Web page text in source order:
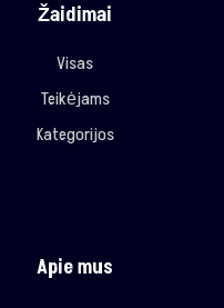
Žaidimai
Visas
Teikėjams
Kategorijos
Apie mus